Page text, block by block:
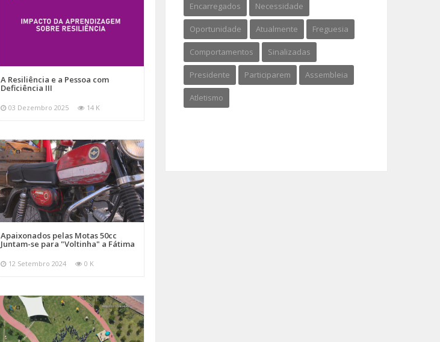
A Resiliência e a Pessoa com
Deficiência III
03 Dezembro 2025 14 K
Apaixonados pelas Motas 50cc
Juntam-se para "Voltinha" a Fátima
12 Setembro 2024 0 K
Encarregados Necessidade
Oportunidade Atualmente Freguesia
Comportamentos Sinalizadas
Presidente Participarem Assembleia
Atletismo